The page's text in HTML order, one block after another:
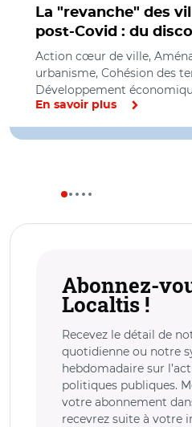
La "revanche" des
post-Covid : du
Action cœur de ville,
urbanisme, Cohésion des
Développement
En savoir plus
Abonnez-
Localtis !
Recevez le détail de
quotidienne ou notre
hebdomadaire sur
politiques publiques.
votre abonnement
recevrez suite à votre